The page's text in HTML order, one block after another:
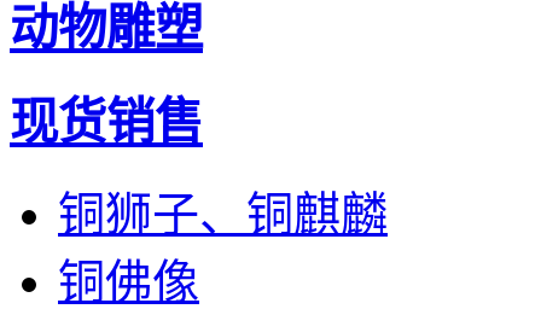
动物雕塑
现货销售
铜狮子、铜麒麟
铜佛像